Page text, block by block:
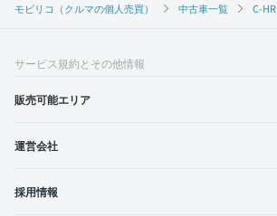
モビリコ（クルマの個人売買） 中古車一覧 C-HR
サービス規約とその他情報
販売可能エリア
運営会社
採用情報